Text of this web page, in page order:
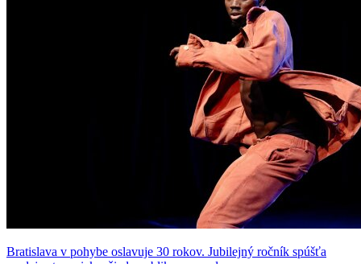
Bratislava v pohybe oslavuje 30 rokov. Jubilejný ročník spúšťa